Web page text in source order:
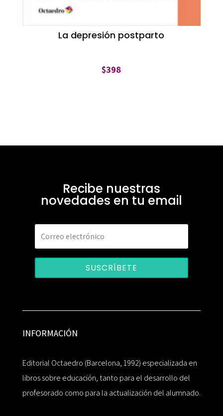
La depresión postparto
$398
Recibe nuestras
novedades en tu email
SUSCRÍBETE
INFORMACIÓN
Editorial Octaedro (Barcelona, 1992) especializada en
libros sobre educación, tanto para el desarrollo del
profesorado como para la actualización del alumnado.